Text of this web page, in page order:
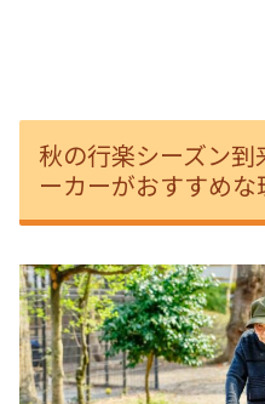
秋の行楽シーズン
ーカーがおすすめな